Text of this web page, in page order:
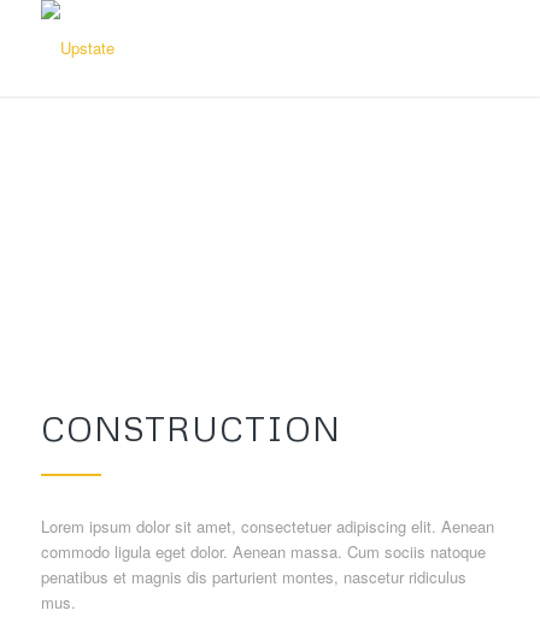
CONSTRUCTION
Lorem ipsum dolor sit amet, consectetuer adipiscing elit. Aenean
commodo ligula eget dolor. Aenean massa. Cum sociis natoque
penatibus et magnis dis parturient montes, nascetur ridiculus
mus.